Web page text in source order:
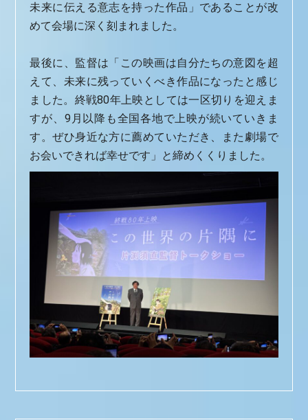
未来に伝える意志を持った作品」であることが改
めて会場に深く刻まれました。
最後に、監督は「この映画は自分たちの意図を超
えて、未来に残っていくべき作品になったと感じ
ました。終戦80年上映としては一区切りを迎えま
すが、9月以降も全国各地で上映が続いていきま
す。ぜひ身近な方に薦めていただき、また劇場で
お会いできれば幸せです」と締めくくりました。